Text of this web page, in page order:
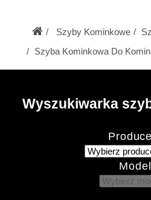
Szyby Kominkowe
Szyba Kominkowa Do
Wyszukiwarka
Model